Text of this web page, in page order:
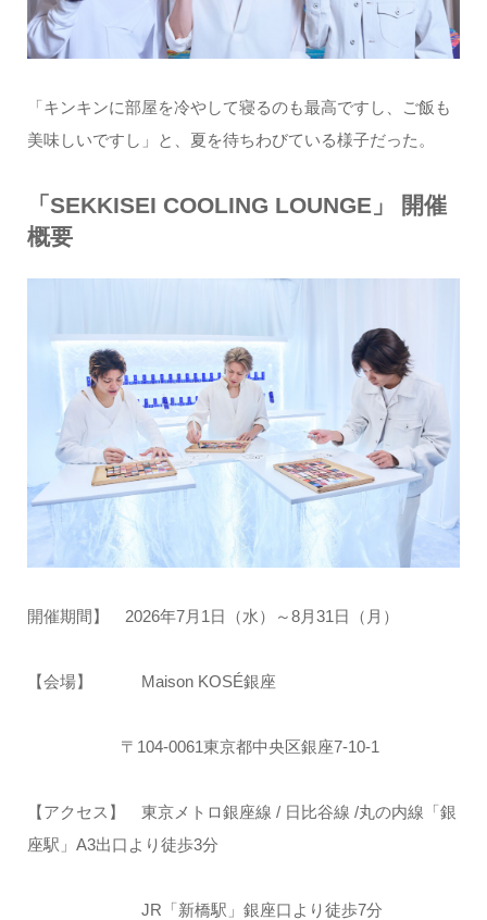
「キンキンに部屋を冷やして寝るのも最高ですし、ご飯も
美味しいですし」と、夏を待ちわびている様子だった。
「SEKKISEI COOLING LOUNGE」 開催
概要
開催期間】 2026年7月1日（水）～8月31日（月）
【会場】 Maison KOSÉ銀座
〒104-0061東京都中央区銀座7-10-1
【アクセス】 東京メトロ銀座線 / 日比谷線 /丸の内線「銀
座駅」A3出口より徒歩3分
JR「新橋駅」銀座口より徒歩7分